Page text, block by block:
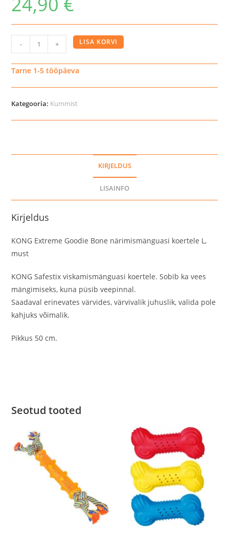
Safestix
mänguasi
kogus
- + LISA KORVI
Tarne 1-5 tööpäeva
Kategooria: Kummist
KIRJELDUS
LISAINFO
Kirjeldus
KONG Extreme Goodie Bone närimismänguasi koertele L,
must
KONG Safestix viskamismänguasi koertele. Sobib ka vees
mängimiseks, kuna püsib veepinnal.
Saadaval erinevates värvides, värvivalik juhuslik, valida pole
kahjuks võimalik.
Pikkus 50 cm.
Seotud tooted